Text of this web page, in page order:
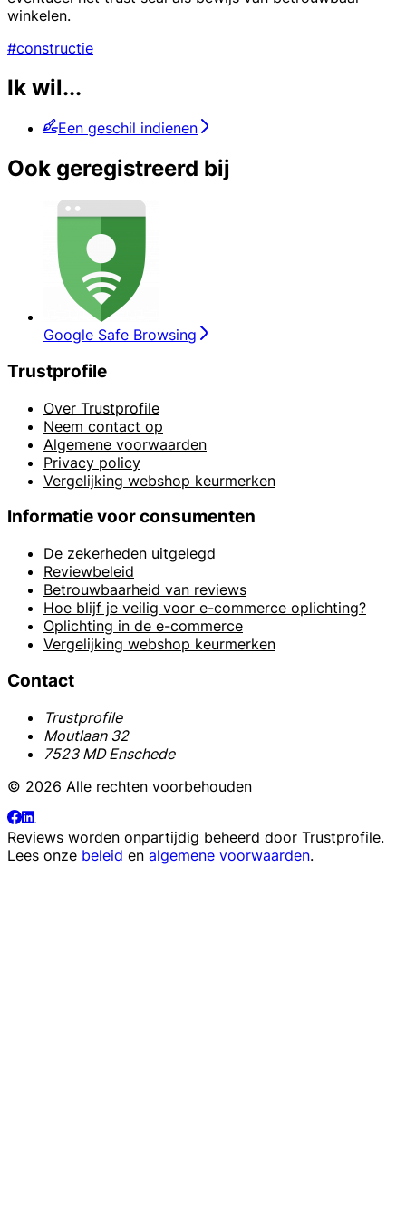
winkelen.
#constructie
Ik wil...
Een geschil indienen
Ook geregistreerd bij
Google Safe Browsing
Trustprofile
Over Trustprofile
Neem contact op
Algemene voorwaarden
Privacy policy
Vergelijking webshop keurmerken
Informatie voor consumenten
De zekerheden uitgelegd
Reviewbeleid
Betrouwbaarheid van reviews
Hoe blijf je veilig voor e-commerce oplichting?
Oplichting in de e-commerce
Vergelijking webshop keurmerken
Contact
Trustprofile
Moutlaan 32
7523 MD Enschede
© 2026 Alle rechten voorbehouden
Reviews worden onpartijdig beheerd door Trustprofile.
Lees onze beleid en algemene voorwaarden.